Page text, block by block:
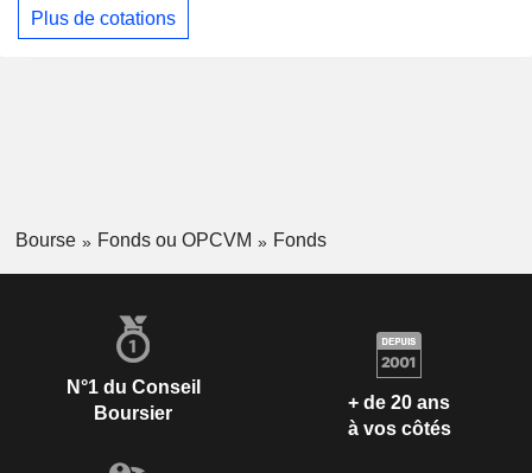
Plus de cotations
Bourse Fonds ou OPCVM Fonds
N°1 du Conseil
Boursier
+ de 20 ans
à vos côtés